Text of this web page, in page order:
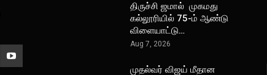
திருச்சி ஜமால் முகமது
கல்லூரியில் 75-ம் ஆண்டு
விளையாட்டு…
Aug 7, 2026
முதல்வர் விஜய் மீதான